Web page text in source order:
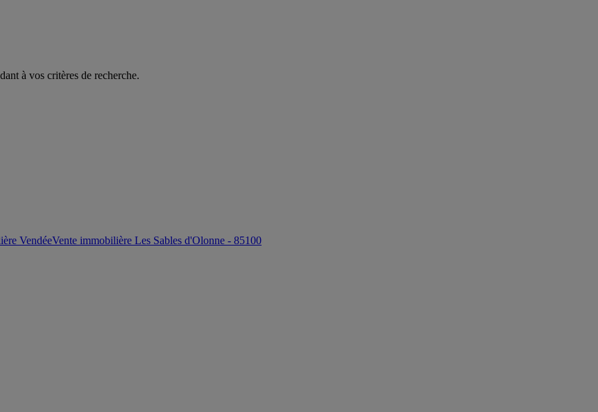
à vos critères de recherche.
VendéeVente immobilière Les Sables d'Olonne - 85100